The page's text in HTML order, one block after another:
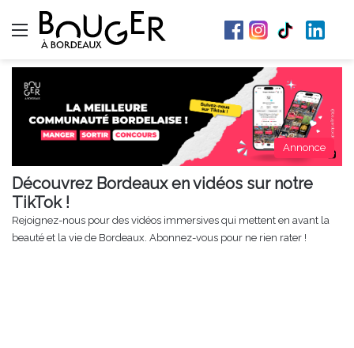
Menu
Annonce
Découvrez Bordeaux en vidéos sur notre
TikTok !
Rejoignez-nous pour des vidéos immersives qui mettent en avant la
beauté et la vie de Bordeaux. Abonnez-vous pour ne rien rater !